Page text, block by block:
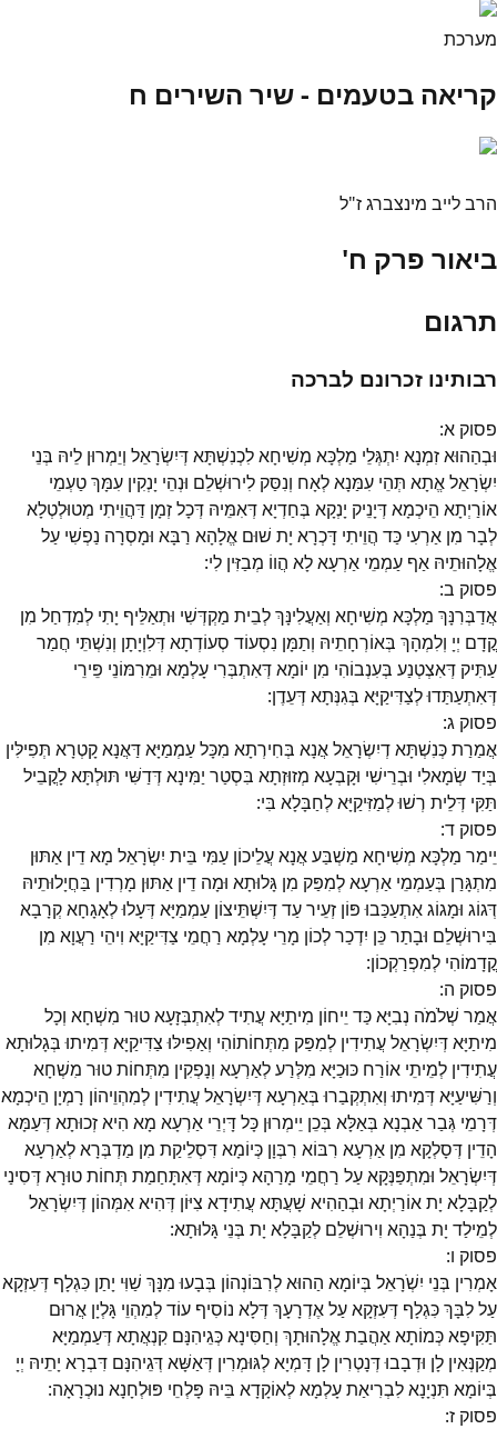
מערכת
קריאה בטעמים - שיר השירים ח
הרב לייב מינצברג ז"ל
ביאור פרק ח'
תרגום
רבותינו זכרונם לברכה
פסוק א:
וּבְהַהוּא זִמְנָא יִתְגְּלֵי מַלְכָּא מְשִׁיחָא לִכְנִשְׁתָּא דְּיִשְׂרָאֵל וְיֵמְרוּן לֵיהּ בְּנֵי
יִשְׂרָאֵל אֱתָא תְּהֵי עִמַּנָא לְאָח וְנִסַּק לִירוּשְׁלֵם וּנְהֵי יָנְקִין עִמָּךְ טַעְמֵי
אוֹרַיְתָא הֵיכְמָא דְּיָנֵיק יָנְקָא בְּחַדְיָא דְּאִמֵּיהּ דְּכָל זְמָן דַּהֲוֵיתִי מְטוּלְטְלָא
לְבָר מִן אַרְעִי כַּד הֲוֵיתִי דָּכְרָא יָת שׁוּם אֱלָהָא רַבָּא וּמָסְרָה נַפְשִׁי עַל
אֱלָהוּתֵיהּ אַף עַמְמֵי אַרְעָא לָא הֲווֹ מְבַזִּין לִי:
פסוק ב:
אֲדַבְּרִנָּךְ מַלְכָּא מְשִׁיחָא וְאַעֲלִינָּךְ לְבֵית מַקְדְּשִׁי וּתְאַלֵּיף יָתִי לְמִדְחַל מִן
קֳדָם יְיָ וְלִמְהָךְ בְּאוֹרְחָתֵיהּ וְתַמָּן נִסְעוֹד סְעוֹדְתָא דְּלִוְיָתָן וְנִשְׁתֵּי חֲמַר
עַתִּיק דְּאִצְטְנַע בְּעִנְבוֹהִי מִן יוֹמָא דְּאִתְבְּרִי עָלְמָא וּמֵרִמּוֹנֵי פֵּירֵי
דְּאִתְעַתַּדוּ לְצַדִּיקַיָּא בְּגִנְּתָא דְּעֵדֶן:
פסוק ג:
אֲמַרַת כְּנִשְׁתָּא דְיִשְׂרָאֵל אֲנָא בְּחִירְתָא מִכָּל עַמְמַיָּא דַּאֲנָא קָטְרָא תְּפִילִּין
בְּיַד שְׂמָאלִי וּבְרֵישִׁי וּקָבְעָא מְזוּזְתָא בִּסְטַר יַמִּינָא דְּדַשִּׁי תּוּלְתָּא לָקֳבֵיל
תַּקִּי דְּלֵית רְשׁוּ לְמַזִּיקַיָּא לְחַבָּלָא בִּי:
פסוק ד:
יֵימַר מַלְכָּא מְשִׁיחָא מַשְׁבַּע אֲנָא עֲלֵיכוֹן עַמִּי בֵּית יִשְׂרָאֵל מָא דֵין אַתּוּן
מִתְגָּרַן בְּעַמְמֵי אַרְעָא לְמִפַּק מִן גָּלוּתָא וּמָה דֵין אַתּוּן מָרְדִין בַּחֲיָלוּתֵיהּ
דְּגוֹג וּמָגוֹג אִתְעַכַּבוּ פּוֹן זְעֵיר עַד דְּיִשְׁתֵּיצוֹן עַמְמַיָּא דְּעָלוּ לְאָגָחָא קְרָבָא
בִּירוּשְׁלֵם וּבָתַר כֵּן יִדְכַר לְכוֹן מָרֵי עָלְמָא רַחֲמֵי צַדִּיקַיָּא וִיהֵי רַעֲוָא מִן
קֳדָמוֹהִי לְמִפְרַקְכוֹן:
פסוק ה:
אֲמַר שְׁלֹמֹה נְבִיָּא כַּד יֵיחוֹן מִיתַיָּא עֲתִיד לְאִתְבְּזָעָא טוּר מִשְׁחָא וְכָל
מִיתַיָּא דְּיִשְׂרָאֵל עֲתִידִין לְמִפַּק מִתְּחוֹתוֹהִי וְאַפִילּוּ צַדִּיקַיָּא דְּמִיתוּ בְּגָלוּתָא
עֲתִידִין לְמֵיתֵי אוֹרַח כּוּכַיָּא מִלְּרַע לְאַרְעָא וְנָפְקִין מִתְּחוֹת טוּר מִשְׁחָא
וְרַשִּׁיעַיָּא דְּמִיתוּ וְאִתְקְבַרוּ בְּאַרְעָא דְּיִשְׂרָאֵל עֲתִידִין לְמִהְוֵיהוֹן רָמְיָן הֵיכְמָא
דְּרָמֵי גְּבַר אַבְנָא בְּאַלָּא בְּכֵן יֵימְרוּן כָּל דָּיְרֵי אַרְעָא מָא הִיא זְכוּתָא דְּעַמָּא
הָדֵין דְּסָלְקָא מִן אַרְעָא רִבּוֹא רִבְּוָן כְּיוֹמָא דִּסְלֵיקַת מִן מַדְבְּרָא לְאַרְעָא
דְּיִשְׂרָאֵל וּמִתְפַּנְּקָא עַל רַחֲמֵי מָרַהָא כְּיוֹמָא דְּאִתָּחַמַת תְּחוֹת טוּרָא דְּסִינַי
לְקַבָּלָא יָת אוֹרַיְתָא וּבְהַהִיא שָׁעֲתָּא עֲתִידָא צִיּוֹן דְּהִיא אִמְּהוֹן דְּיִשְׂרָאֵל
לְמֵילַד יָת בְּנַהָא וִירוּשְׁלֵם לְקַבָּלָא יָת בְּנֵי גָּלוּתָא:
פסוק ו:
אָמְרִין בְּנֵי יִשְֹׁרָאֵל בְּיוֹמָא הַהוּא לְרִבּוֹנְהוֹן בְּבָעוּ מִנָּךְ שַׁוִּי יָתַן כִּגְלָף דְּעִזְקָא
עַל לִבָּךְ כִּגְלָף דְּעִזְקָא עַל אֶדְרָעָךְ דְּלָא נוֹסִיף עוֹד לְמִהְוֵי גָּלְיָן אֲרוּם
תַּקִּיפָא כְּמוֹתָא אַהֲבַת אֱלָהוּתָךְ וְחַסִּינָא כְּגֵיהִנָּם קִנְאֲתָא דְּעַמְמַיָּא
מְקַנְּאִין לָן וּדְבָבוּ דְּנָטְרִין לָן דָּמְיָא לְגּוּמְרִין דְּאַשָּׁא דְּגֵיהִנָּם דִּבְרָא יָתֵיהּ יְיָ
בְּיוֹמָא תִּנְיָנָא לִבְרִיאַת עָלְמָא לְאוֹקָדָא בֵּיהּ פָּלְחֵי פּוּלְחָנָא נוּכְרָאָה:
פסוק ז: